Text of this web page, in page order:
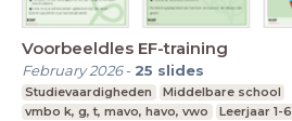
Voorbeeldles EF-training
February 2026- 25 slides
Studievaardigheden
Middelbare school
vmbo k, g, t, mavo, havo, vwo
Leerjaar 1-6